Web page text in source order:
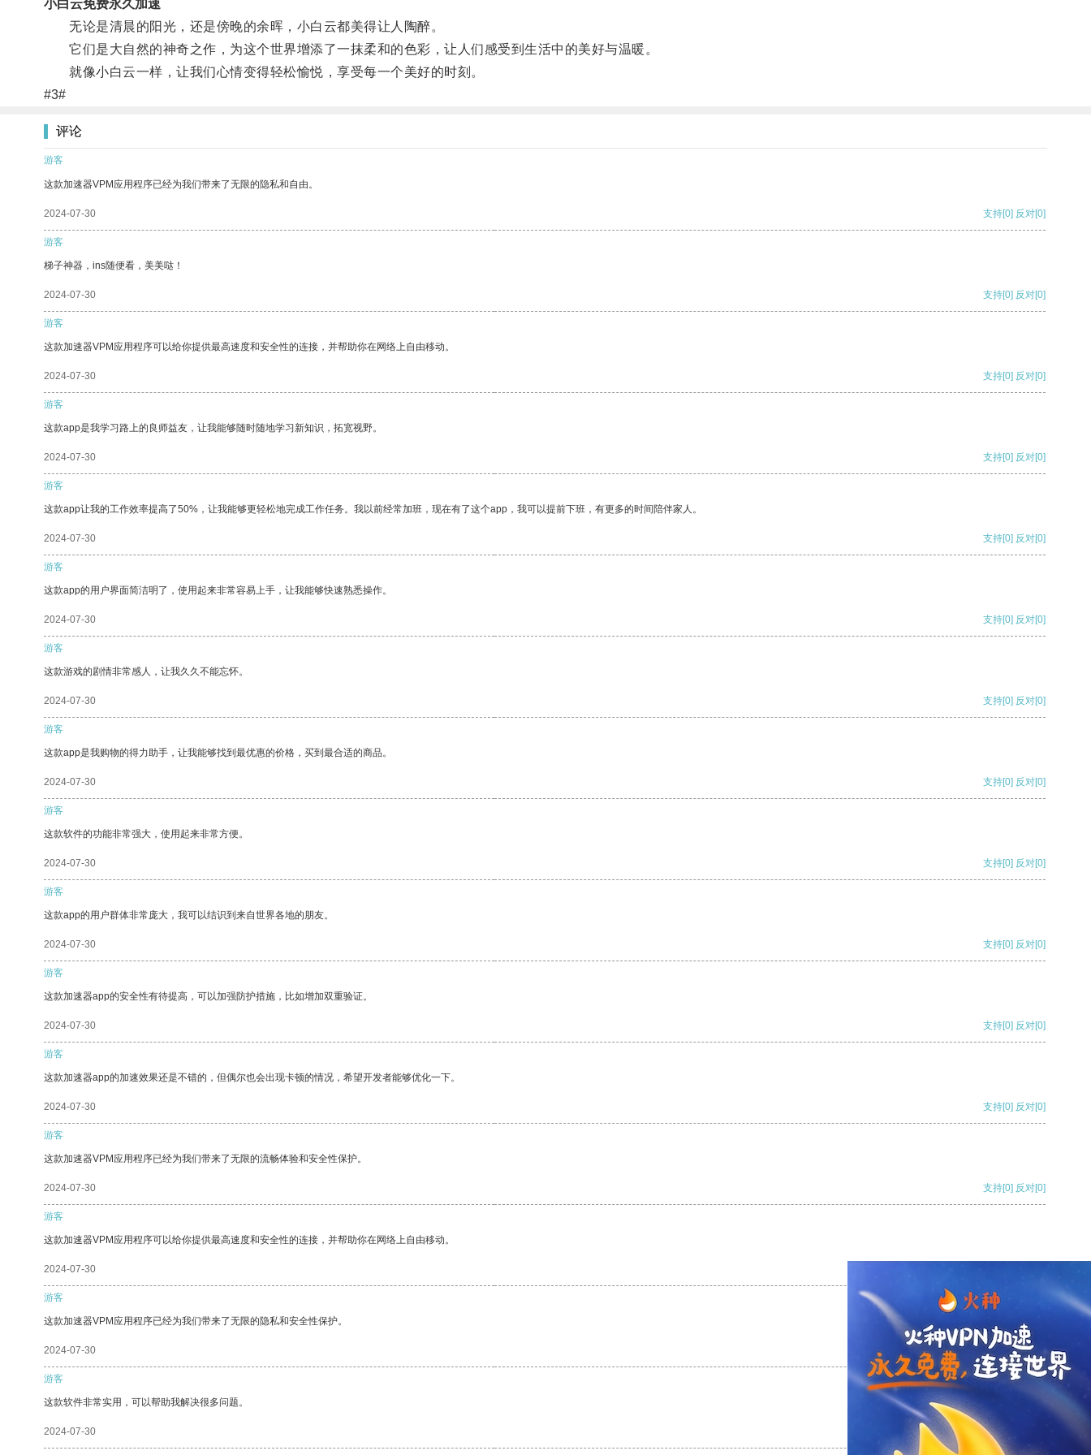
小白云免费永久加速
无论是清晨的阳光，还是傍晚的余晖，小白云都美得让人陶醉。
它们是大自然的神奇之作，为这个世界增添了一抹柔和的色彩，让人们感受到生活中的美好与温暖。
就像小白云一样，让我们心情变得轻松愉悦，享受每一个美好的时刻。
#3#
评论
游客
这款加速器VPM应用程序已经为我们带来了无限的隐私和自由。
2024-07-30 支持[0] 反对[0]
游客
梯子神器，ins随便看，美美哒！
2024-07-30 支持[0] 反对[0]
游客
这款加速器VPM应用程序可以给你提供最高速度和安全性的连接，并帮助你在网络上自由移动。
2024-07-30 支持[0] 反对[0]
游客
这款app是我学习路上的良师益友，让我能够随时随地学习新知识，拓宽视野。
2024-07-30 支持[0] 反对[0]
游客
这款app让我的工作效率提高了50%，让我能够更轻松地完成工作任务。我以前经常加班，现在有了这个app，我可以提前下班，有更多的时间陪伴家人。
2024-07-30 支持[0] 反对[0]
游客
这款app的用户界面简洁明了，使用起来非常容易上手，让我能够快速熟悉操作。
2024-07-30 支持[0] 反对[0]
游客
这款游戏的剧情非常感人，让我久久不能忘怀。
2024-07-30 支持[0] 反对[0]
游客
这款app是我购物的得力助手，让我能够找到最优惠的价格，买到最合适的商品。
2024-07-30 支持[0] 反对[0]
游客
这款软件的功能非常强大，使用起来非常方便。
2024-07-30 支持[0] 反对[0]
游客
这款app的用户群体非常庞大，我可以结识到来自世界各地的朋友。
2024-07-30 支持[0] 反对[0]
游客
这款加速器app的安全性有待提高，可以加强防护措施，比如增加双重验证。
2024-07-30 支持[0] 反对[0]
游客
这款加速器app的加速效果还是不错的，但偶尔也会出现卡顿的情况，希望开发者能够优化一下。
2024-07-30 支持[0] 反对[0]
游客
这款加速器VPM应用程序已经为我们带来了无限的流畅体验和安全性保护。
2024-07-30 支持[0] 反对[0]
游客
这款加速器VPM应用程序可以给你提供最高速度和安全性的连接，并帮助你在网络上自由移动。
2024-07-30
游客
这款加速器VPM应用程序已经为我们带来了无限的隐私和安全性保护。
2024-07-30 支持 [0] 反对 [0]
游客
这款软件非常实用，可以帮助我解决很多问题。
2024-07-30 支持